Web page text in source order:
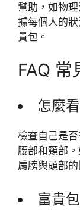
幫助，如物
據每個人的
貴包。
FAQ 常
怎麼
檢查自己是
腰部和頸部
肩膀與頭部
富貴